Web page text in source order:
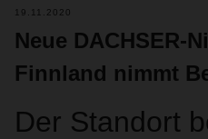
19.11.2020
Neue DACHSER-
Finnland nimmt
Der Standort